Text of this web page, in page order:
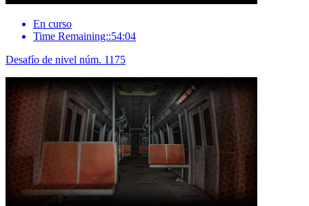
En curso
Time Remaining::54:04
Desafío de nivel núm. 1175